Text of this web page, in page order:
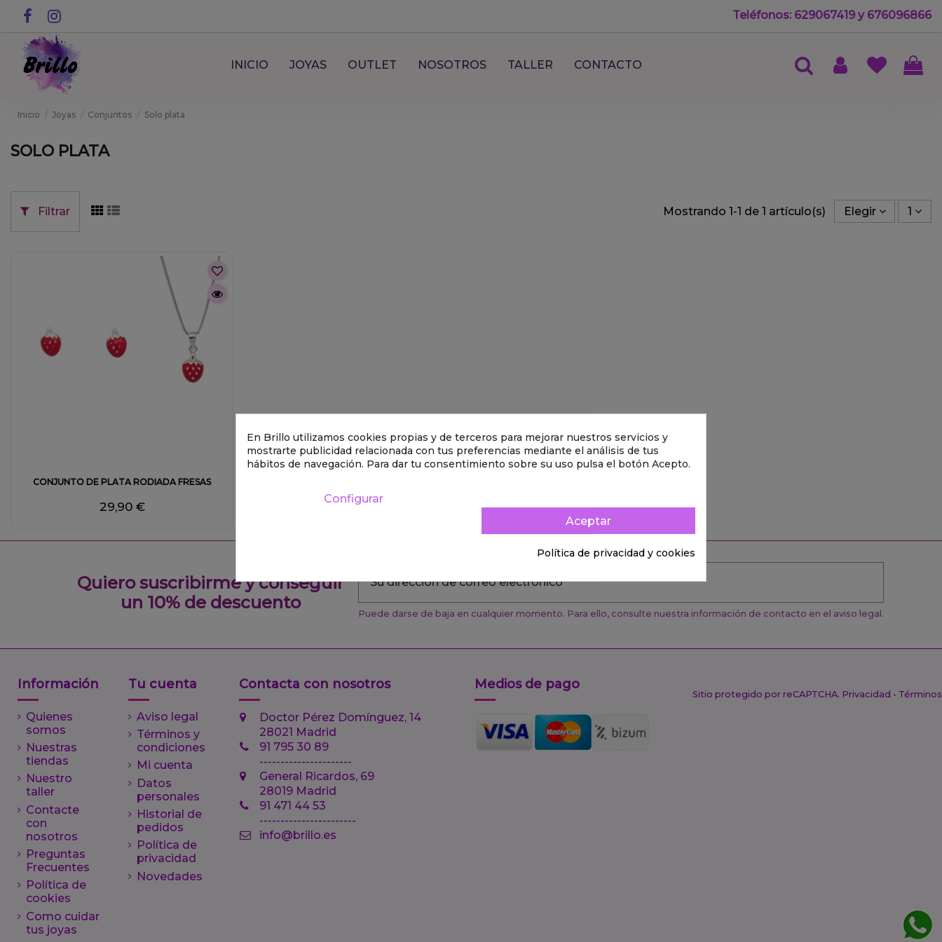
Teléfonos: 629067419 y 676096866
INICIO JOYAS OUTLET NOSOTROS TALLER CONTACTO
Inicio Joyas Conjuntos Solo plata
SOLO PLATA
Filtrar Mostrando 1-1 de 1 artículo(s) Elegir 1
CONJUNTO DE PLATA RODIADA FRESAS
29,90 €
Quiero suscribirme y conseguir
un 10% de descuento
Puede darse de baja en cualquier momento. Para ello, consulte nuestra información de contacto en el aviso legal.
Información
Quienes
somos
Nuestras
tiendas
Nuestro
taller
Contacte
con
nosotros
Preguntas
Frecuentes
Política de
cookies
Como cuidar
tus joyas
Tu cuenta
Aviso legal
Términos y
condiciones
Mi cuenta
Datos
personales
Historial de
pedidos
Política de
privacidad
Novedades
Contacta con nosotros
Doctor Pérez Domínguez, 14
28021 Madrid
91 795 30 89
----------------------
General Ricardos, 69
28019 Madrid
91 471 44 53
-----------------------
info@brillo.es
Medios de pago
Sitio protegido por reCAPTCHA. Privacidad - Términos
En Brillo utilizamos cookies propias y de terceros para mejorar nuestros servicios y
mostrarte publicidad relacionada con tus preferencias mediante el análisis de tus
hábitos de navegación. Para dar tu consentimiento sobre su uso pulsa el botón Acepto.
Configurar
Aceptar
Política de privacidad y cookies